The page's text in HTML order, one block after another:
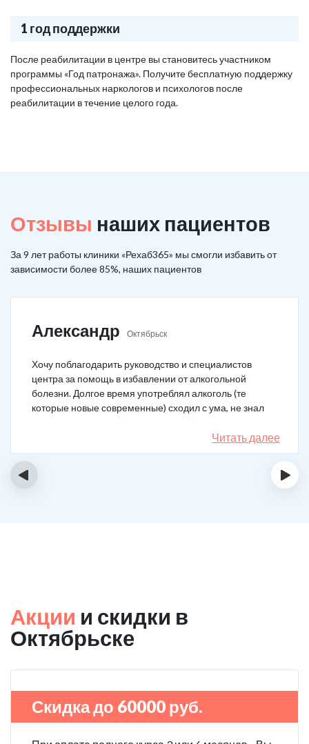
1 год поддержки
После реабилитации в центре вы становитесь участником
программы «Год патронажа». Получите бесплатную поддержку
профессиональных наркологов и психологов после
реабилитации в течение целого года.
Отзывы наших пациентов
За 9 лет работы клиники «Рехаб365» мы смогли избавить от
зависимости более 85%, наших пациентов
Александр Октябрьск
Хочу поблагодарить руководство и специалистов
центра за помощь в избавлении от алкогольной
болезни. Долгое время употреблял алкоголь (те
которые новые современные) сходил с ума, не знал
куда деться от своей зависимости. Искал тех кто
сможет мне помочь в интернете, позвонил, приехал.
На сегодняшний день не употребляю!
Читать далее
‹ ›
Акции и скидки в
Октябрьске
Скидка до 60000 руб.